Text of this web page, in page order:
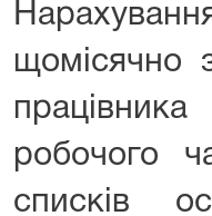
щомісячно
робочого
списків